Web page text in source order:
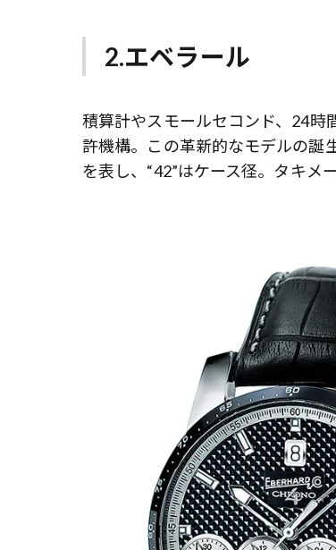
2.エベラール
積算計やスモールセコンド、24時
許機構。この革新的なモデルの誕
を表し、“42”はケース径。タキメ